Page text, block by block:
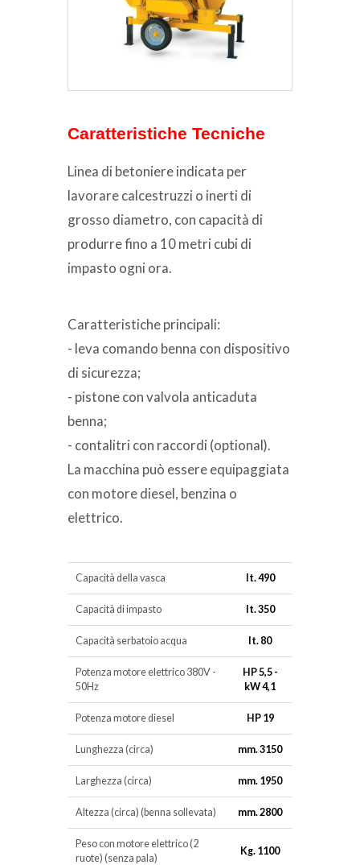
Caratteristiche Tecniche
Linea di betoniere indicata per
lavorare calcestruzzi o inerti di
grosso diametro, con capacità di
produrre fino a 10 metri cubi di
impasto ogni ora.
Caratteristiche principali:
- leva comando benna con dispositivo
di sicurezza;
- pistone con valvola anticaduta
benna;
- contalitri con raccordi (optional).
La macchina può essere equipaggiata
con motore diesel, benzina o
elettrico.
Capacità della vasca lt. 490
Capacità di impasto lt. 350
Capacità serbatoio acqua lt. 80
Potenza motore elettrico 380V -
50Hz
HP 5,5 -
kW 4,1
Potenza motore diesel HP 19
Lunghezza (circa) mm. 3150
Larghezza (circa) mm. 1950
Altezza (circa) (benna sollevata) mm. 2800
Peso con motore elettrico (2
ruote) (senza pala)
Kg. 1100